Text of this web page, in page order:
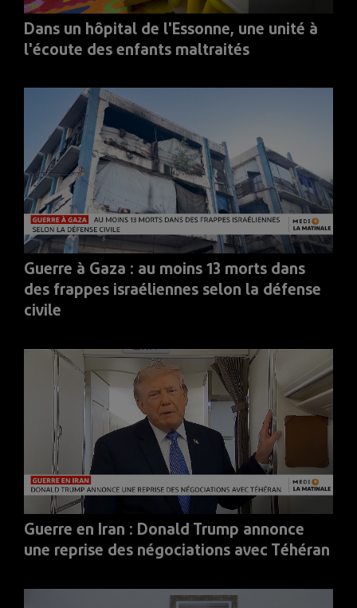
Dans un hôpital de l'Essonne, une unité à
l'écoute des enfants maltraités
Guerre à Gaza : au moins 13 morts dans
des frappes israéliennes selon la défense
civile
Guerre en Iran : Donald Trump annonce
une reprise des négociations avec Téhéran